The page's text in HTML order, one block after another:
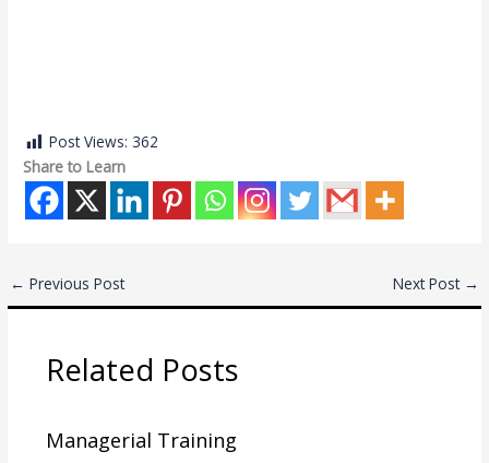
Post Views: 362
Share to Learn
← Previous Post Next Post →
Related Posts
Managerial Training